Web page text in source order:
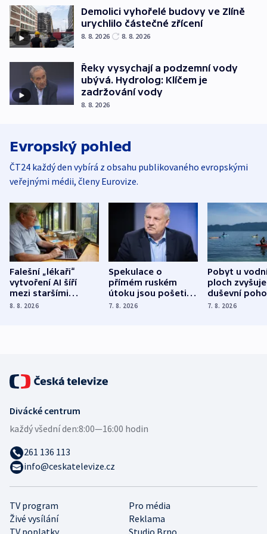
Demolici vyhořelé budovy ve Zlíně
urychlilo částečné zřícení
8. 8. 2026 8. 8. 2026
Řeky vysychají a podzemní vody
ubývá. Hydrolog: Klíčem je
zadržování vody
8. 8. 2026
Evropský pohled
ČT24 každý den vybírá z obsahu publikovaného evropskými
veřejnými médii, členy Eurovize.
Falešní „lékaři“
vytvoření AI šíří
mezi staršími
Poláky nebezpečné
8. 8. 2026
Spekulace o
přímém ruském
útoku jsou pošetilé,
míní estonský
7. 8. 2026
Pobyt u
ploch zvyšuje
duševní
ukázala
7. 8. 2026
TV program
Pro média
Živé vysílání
Reklama
Divácké centrum
každý všední den:8:00—16:00 hodin
261 136 113
info@ceskatelevize.cz